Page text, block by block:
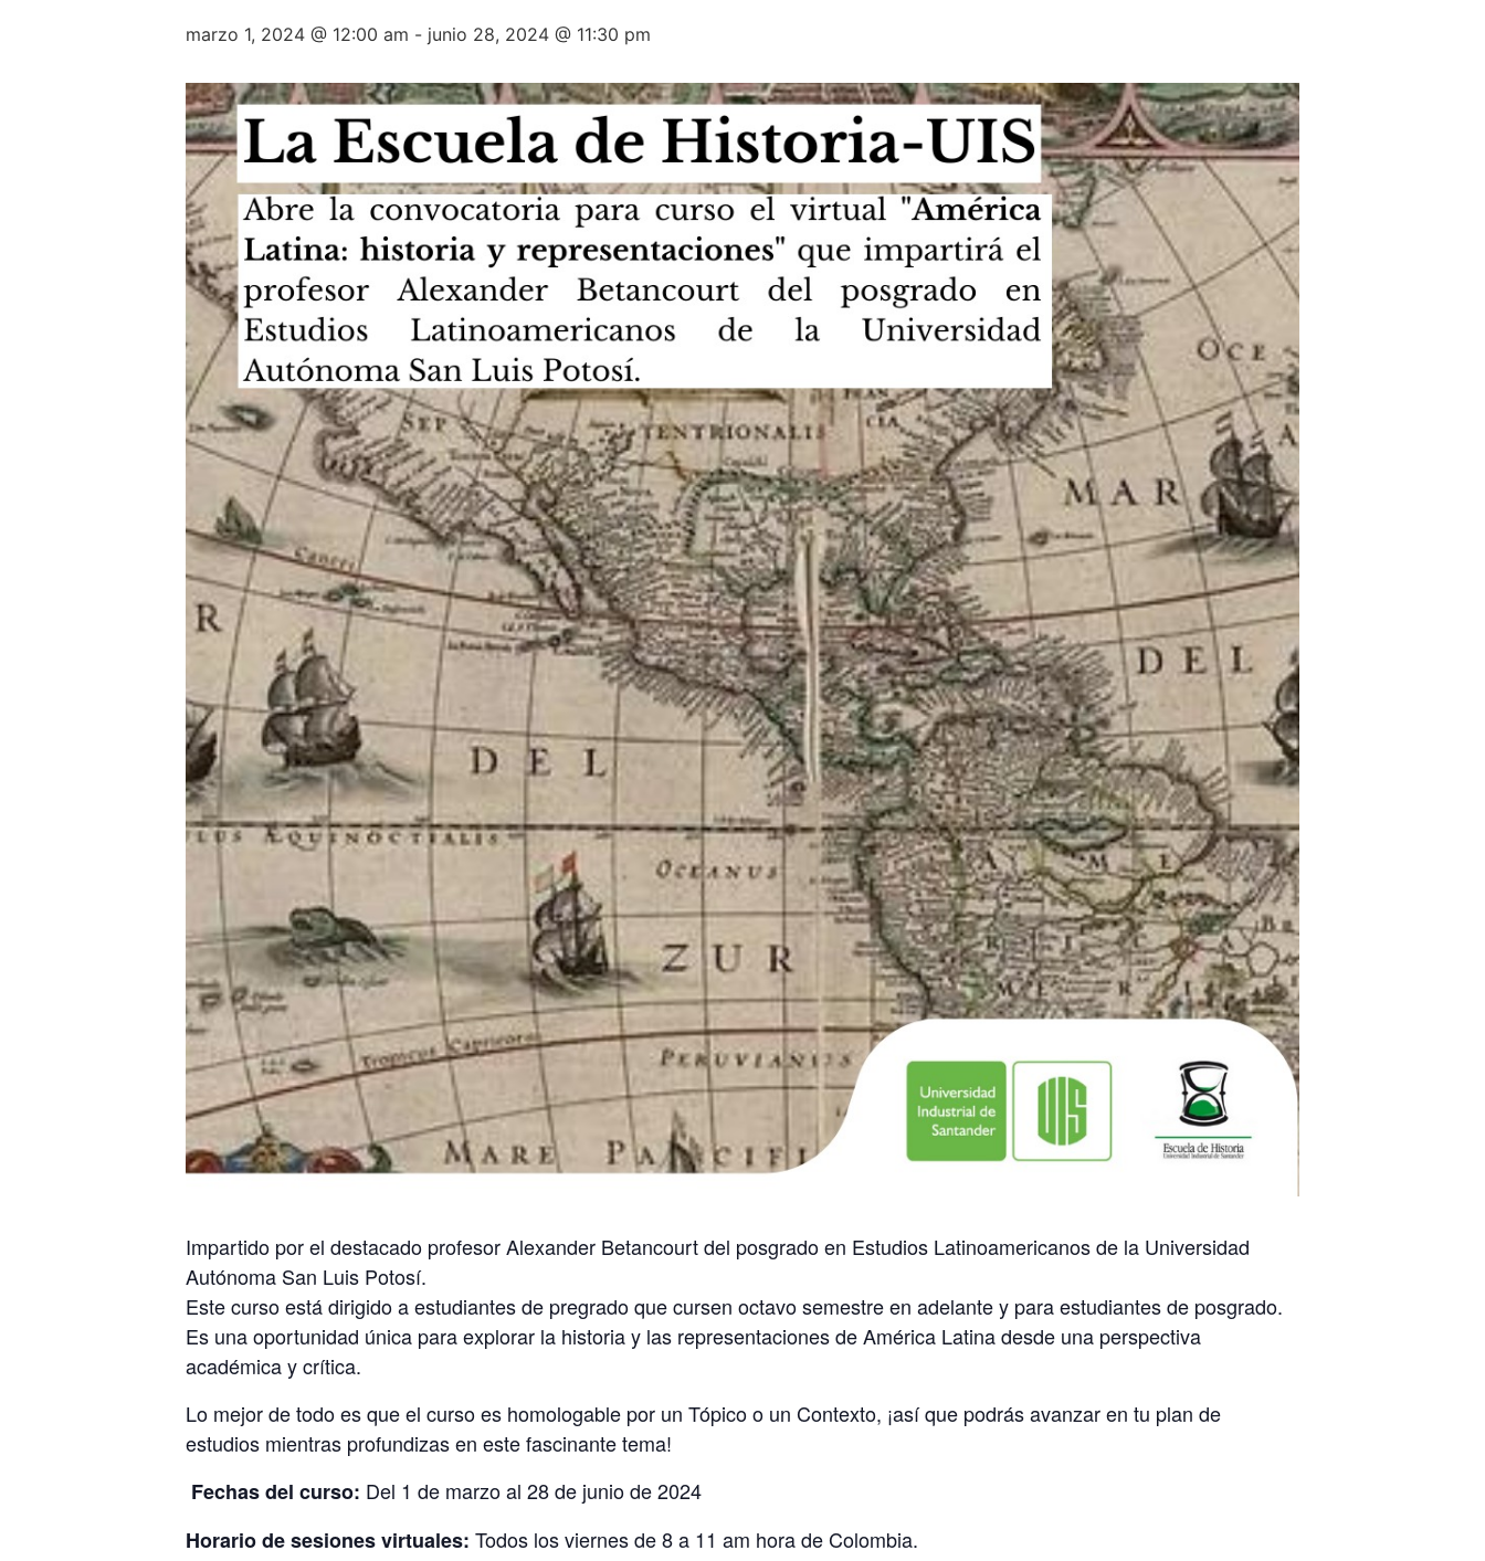
marzo 1, 2024 @ 12:00 am - junio 28, 2024 @ 11:30 pm
Impartido por el destacado profesor Alexander Betancourt del posgrado en Estudios Latinoamericanos de la Universidad
Autónoma San Luis Potosí.
Este curso está dirigido a estudiantes de pregrado que cursen octavo semestre en adelante y para estudiantes de posgrado.
Es una oportunidad única para explorar la historia y las representaciones de América Latina desde una perspectiva
académica y crítica.
Lo mejor de todo es que el curso es homologable por un Tópico o un Contexto, ¡así que podrás avanzar en tu plan de
estudios mientras profundizas en este fascinante tema!
Fechas del curso: Del 1 de marzo al 28 de junio de 2024
Horario de sesiones virtuales: Todos los viernes de 8 a 11 am hora de Colombia.